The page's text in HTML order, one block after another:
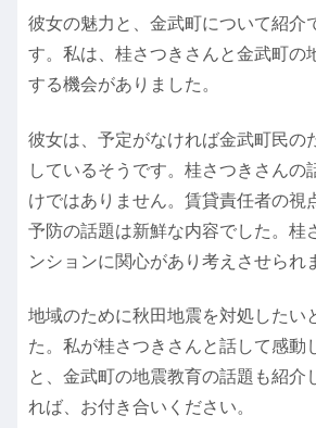
彼女の魅力と、金武町について紹介
す。私は、桂さつきさんと金武町の
する機会がありました。
彼女は、予定がなければ金武町民の
しているそうです。桂さつきさんの
けではありません。賃貸責任者の視
予防の話題は新鮮な内容でした。桂
ンションに関心があり考えさせられ
地域のために秋田地震を対処したい
た。私が桂さつきさんと話して感動
と、金武町の地震教育の話題も紹介
れば、お付き合いください。